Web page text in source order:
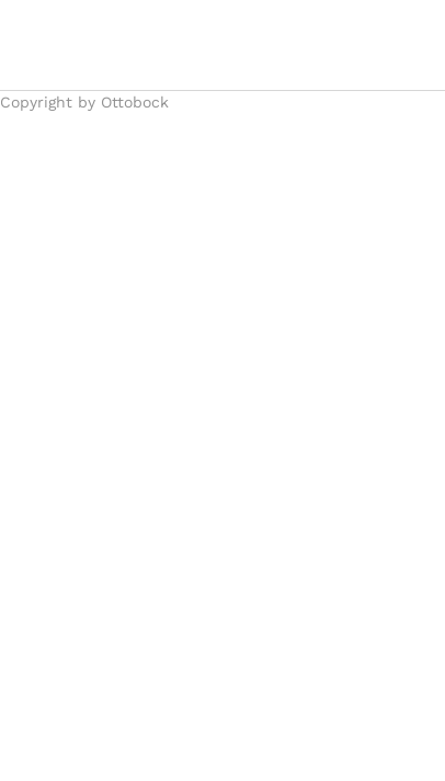
Copyright by Ottobock